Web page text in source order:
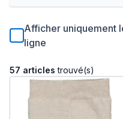
Afficher uniquement
ligne
57 articles trouvé(s)